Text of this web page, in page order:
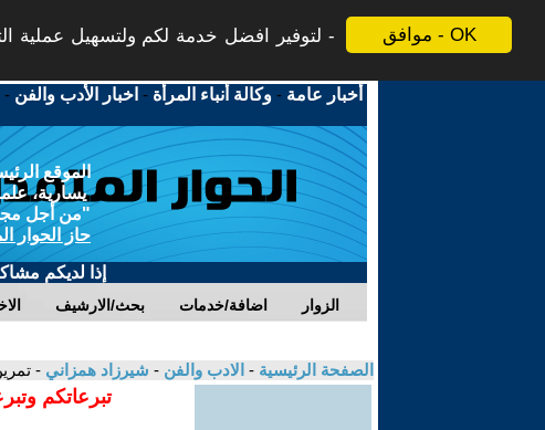
موافق - OK
لتوفير افضل خدمة لكم ولتسهيل عملية
أخبار عامة -وكالة أنباء المرأة - اخبار الأدب والفن -
الموقع
يسارية،
"من أجل
حاز الحوار
إذا لديكم
بحث/الارشيف اضافة/خدمات الزوار
الصفحة الرئيسية - الادب والفن - شيرزاد همزاني -
تبرعاتكم